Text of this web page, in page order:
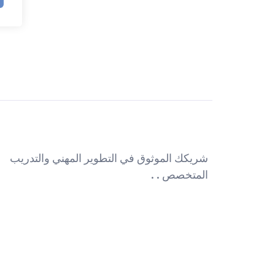
شريكك الموثوق في التطوير المهني والتدريب
المتخصص . .